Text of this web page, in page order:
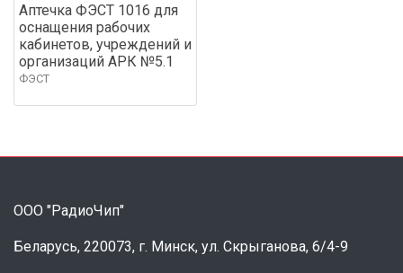
Аптечка ФЭСТ 1016 для
оснащения рабочих
кабинетов, учреждений и
организаций АРК №5.1
ФЭСТ
ООО "РадиоЧип"
Беларусь, 220073, г. Минск, ул. Скрыганова, 6/4-9